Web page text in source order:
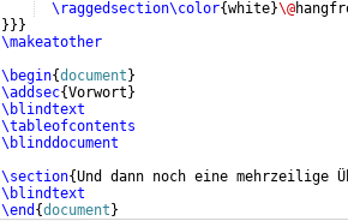
\raggedsection\color{white}\@
}}}
\makeatother
\begin{document }
\addsec{Vorwort }
\blindtext
\tableofcontents
\blinddocument
\section{Und dann noch eine
\blindtext
\end {document }